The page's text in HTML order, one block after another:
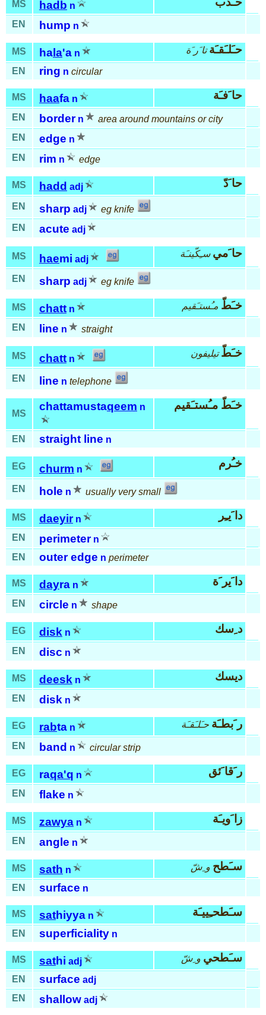
MS hadb n
EN hump n
MS ha la'a n حـَلـَقـَة تا َر َة
EN ring n circular
MS haafa n حا َفـَة
EN border n
area around mountains or city
EN
edge n
EN
rim n edge
MS hadd adj حا َدّ
EN sharp adj
eg knife
EN
acute adj
MS haemi adj حا َمي سـِكّينـَة
EN sharp adj eg knife
MS chatt n خـَطّ مـُستـَقيم
EN line n straight
MS chatt n خـَطّ تيليفون
EN line n telephone
MS
chattamustaqeem n خـَطّ مـُستـَقيم
EN straight line n
EG churm n خـُرم
EN hole n usually very small
MS daeyir n دا َيـِر
EN perimeter n
EN
outer edge n perimeter
MS dayra n دا َير َة
EN circle n shape
EG disk n د ِسك
EN disc n
MS deesk n ديسك
EN disk n
EG rabta n ر َبطـَة حـَلـَقـَة
EN band n circular strip
EG raqa'q n ر َقا َئق
EN flake n
MS zawya n زا َويـَة
EN angle n
MS sath n سـَطح و ِشّ
EN surface n
MS sathiyya n سـَطحـِييـَة
EN superficiality n
MS sathi adj سـَطحي و ِشّ
EN surface adj
EN
shallow adj